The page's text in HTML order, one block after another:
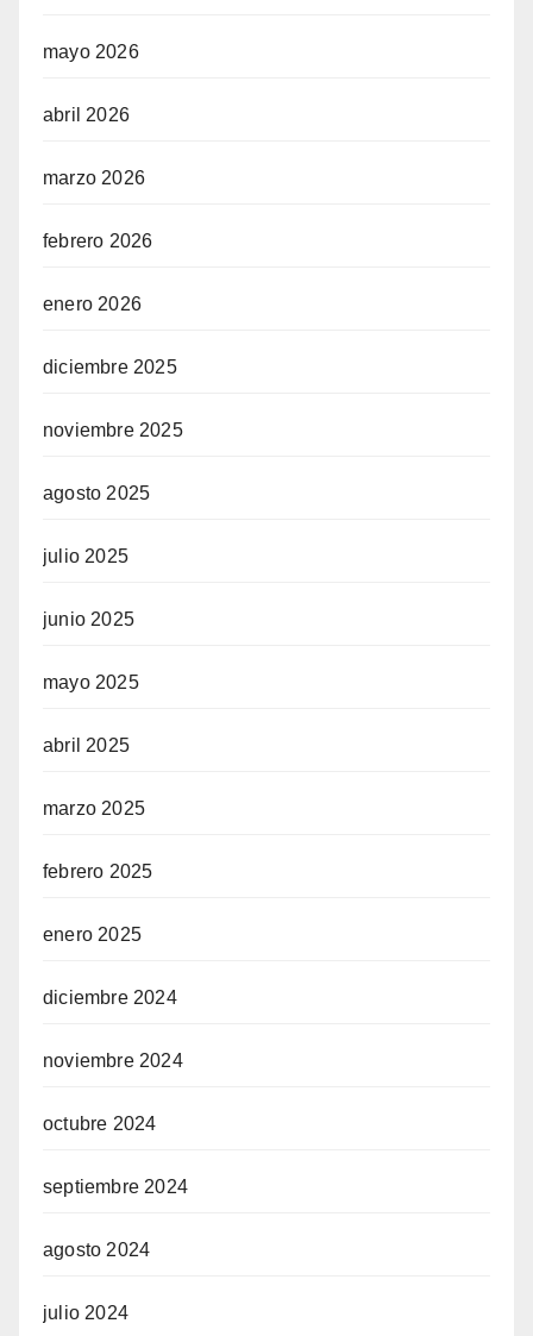
mayo 2026
abril 2026
marzo 2026
febrero 2026
enero 2026
diciembre 2025
noviembre 2025
agosto 2025
julio 2025
junio 2025
mayo 2025
abril 2025
marzo 2025
febrero 2025
enero 2025
diciembre 2024
noviembre 2024
octubre 2024
septiembre 2024
agosto 2024
julio 2024